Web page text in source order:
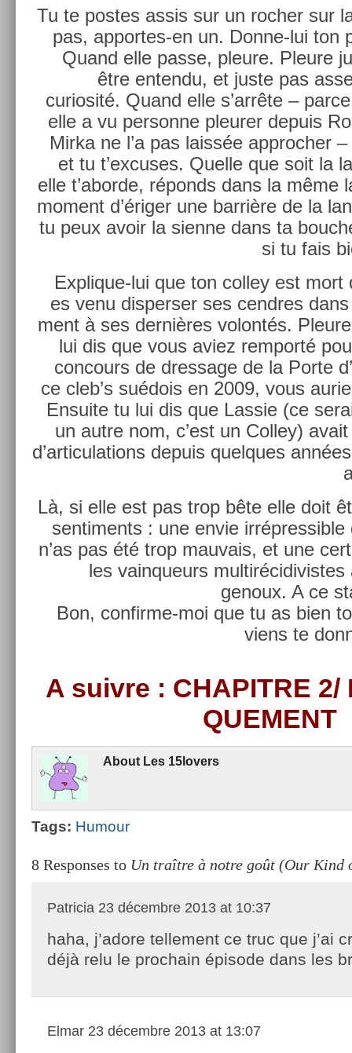
Tu te post­es assis sur un roch­er sur
pas, apportes-en un. Donne-lui ton
Quand elle passe, pleure. Pleure
être en­ten­du, et juste pas
curiosité. Quand elle s’arrête –
elle a vu per­son­ne pleur­er de­puis
Mirka ne l’a pas laissée approch­er
et tu t’ex­cuses. Quel­le que soit la
elle t’abor­de, réponds dans la même
mo­ment d’ériger une barrière de la
tu peux avoir la sien­ne dans ta
si tu fais
Explique-lui que ton col­ley est mort
es venu dis­pers­er ses cendres
ment à ses dernières volontés.
lui dis que vous aviez re­mporté
con­cours de dres­sage de la Porte
ce cleb’s suédois en 2009, vous
En­suite tu lui dis que Las­sie (ce
un autre nom, c’est un Col­ley)
d’ar­ticula­tions de­puis quel­ques
Là, si elle est pas trop bête elle doit
sen­ti­ments : une envie
n’as pas été trop mauvais, et une
les vain­queurs
genoux. A ce
Bon, confirme-moi que tu as bien
viens te
A suiv­re : CHAPIT­RE
QUE­MENT
About Les 15lovers
Tags: Humour
8 Responses to Un traître à notre goût (Our Kind
Patricia 23 décembre 2013 at 10:37
haha, j’adore tellement ce truc que j’ai
déjà relu le prochain épisode dans les
Elmar 23 décembre 2013 at 13:07